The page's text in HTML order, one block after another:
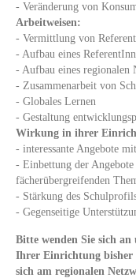
- Veränderung von
Arbeitweisen:
- Vermittlung von
- Aufbau eines
- Aufbau eines regionalen
- Zusammenarbeit von
- Globales Lernen
- Gestaltung
Wirkung in ihrer
- interessante Angebote
- Einbettung der
fächerübergreifenden
- Stärkung des
- Gegenseitige
Bitte wenden Sie sich an
Ihrer Einrichtung bisher
sich am regionalen